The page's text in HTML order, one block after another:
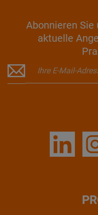
Abonnieren
aktuelle